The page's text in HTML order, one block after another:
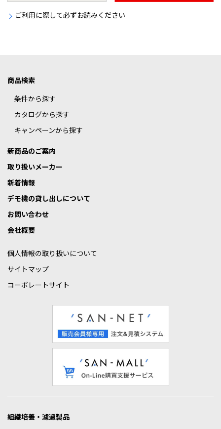
ご利用に際して必ずお読みください
商品検索
条件から探す
カタログから探す
キャンペーンから探す
新商品のご案内
取り扱いメーカー
新着情報
デモ機の貸し出しについて
お問い合わせ
会社概要
個人情報の取り扱いについて
サイトマップ
コーポレートサイト
組織培養・濾過製品